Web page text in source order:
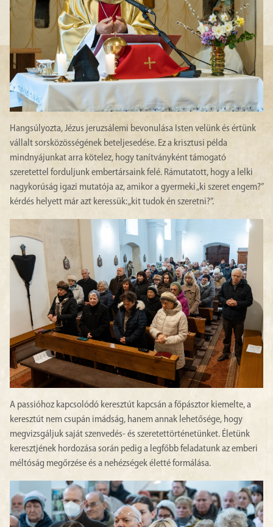
Hangsúlyozta, Jézus jeruzsálemi bevonulása Isten velünk és értünk
vállalt sorsközösségének beteljesedése. Ez a krisztusi példa
mindnyájunkat arra kötelez, hogy tanítványként támogató
szeretettel forduljunk embertársaink felé. Rámutatott, hogy a lelki
nagykorúság igazi mutatója az, amikor a gyermeki „ki szeret engem?”
kérdés helyett már azt keressük: „kit tudok én szeretni?”.
A passióhoz kapcsolódó keresztút kapcsán a főpásztor kiemelte, a
keresztút nem csupán imádság, hanem annak lehetősége, hogy
megvizsgáljuk saját szenvedés- és szeretettörténetünket. Életünk
keresztjének hordozása során pedig a legfőbb feladatunk az emberi
méltóság megőrzése és a nehézségek életté formálása.